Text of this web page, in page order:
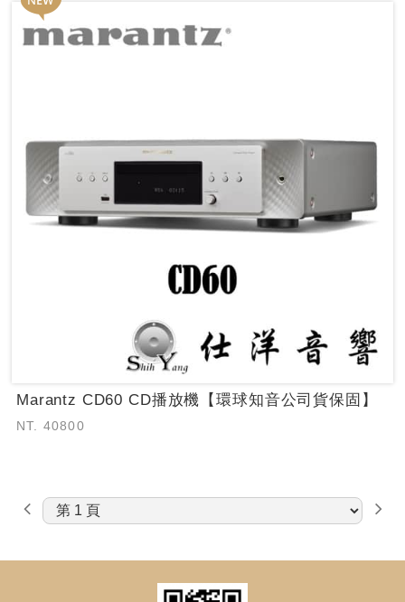
Marantz CD60 CD播放機【環球知音公司貨保固】
NT. 40800